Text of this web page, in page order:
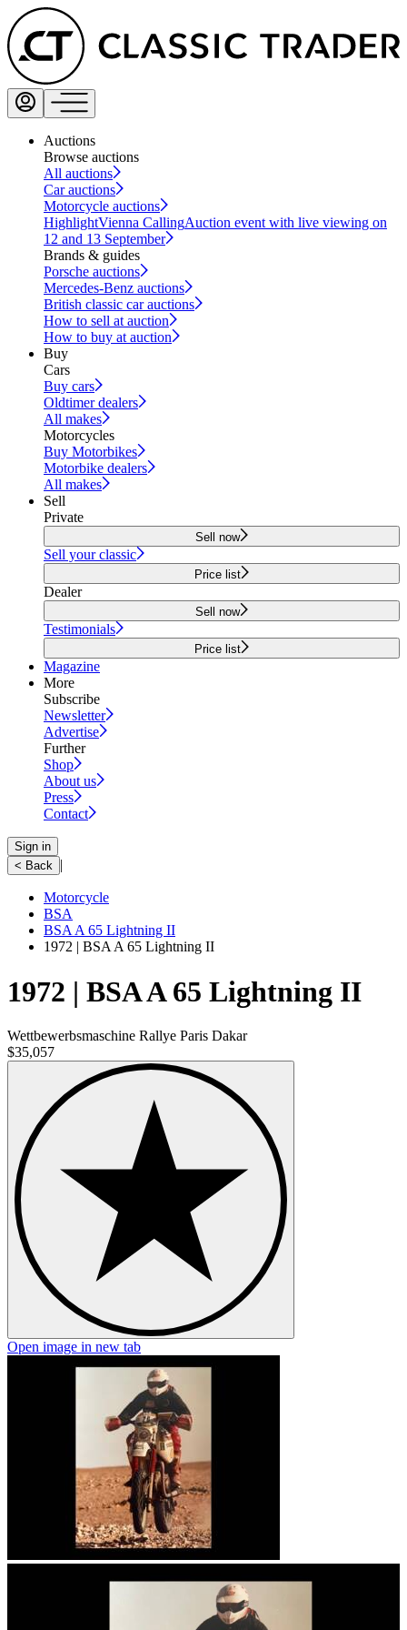
Auctions
Browse auctions
All auctions
Car auctions
Motorcycle auctions
HighlightVienna CallingAuction event with live viewing on
12 and 13 September
Brands & guides
Porsche auctions
Mercedes-Benz auctions
British classic car auctions
How to sell at auction
How to buy at auction
Buy
Cars
Buy cars
Oldtimer dealers
All makes
Motorcycles
Buy Motorbikes
Motorbike dealers
All makes
Sell
Private
Sell now
Sell your classic
Price list
Dealer
Sell now
Testimonials
Price list
Magazine
More
Subscribe
Newsletter
Advertise
Further
Shop
About us
Press
Contact
Sign in
< Back |
Motorcycle
BSA
BSA A 65 Lightning II
1972 | BSA A 65 Lightning II
1972 | BSA A 65 Lightning II
Wettbewerbsmaschine Rallye Paris Dakar
$35,057
Open image in new tab